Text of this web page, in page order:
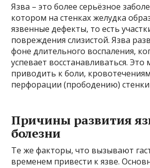
Язва – это более серьёзное
котором на стенках желудка
язвенные дефекты, то есть
повреждения слизистой. Язва
фоне длительного воспаления,
успевает восстанавливаться. Это
приводить к боли,
перфорации (прободению)
Причины развития
болезни
Те же факторы, что вызывают
временем привести к язве.